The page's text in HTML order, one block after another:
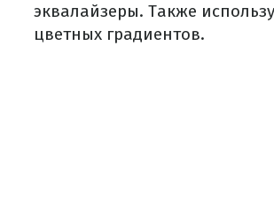
эквалайзеры. Также
цветных градиентов.